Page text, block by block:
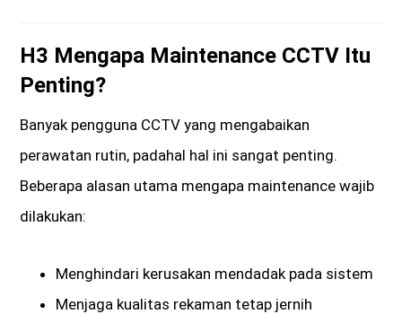
H3 Mengapa Maintenance CCTV Itu
Penting?
Banyak pengguna CCTV yang mengabaikan
perawatan rutin, padahal hal ini sangat penting.
Beberapa alasan utama mengapa maintenance wajib
dilakukan:
Menghindari kerusakan mendadak pada sistem
Menjaga kualitas rekaman tetap jernih